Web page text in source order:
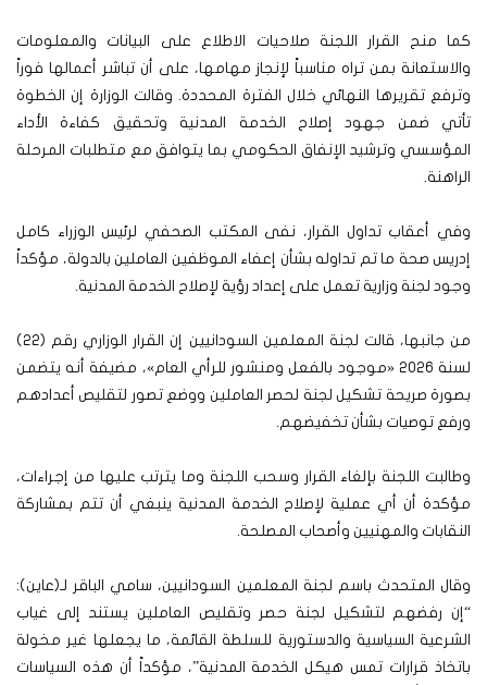
كما منح القرار اللجنة صلاحيات الاطلاع على البيانات والمعلومات
والاستعانة بمن تراه مناسباً لإنجاز مهامها، على أن تباشر أعمالها فوراً
وترفع تقريرها النهائي خلال الفترة المحددة. وقالت الوزارة إن الخطوة
تأتي ضمن جهود إصلاح الخدمة المدنية وتحقيق كفاءة الأداء
المؤسسي وترشيد الإنفاق الحكومي بما يتوافق مع متطلبات المرحلة
الراهنة.
وفي أعقاب تداول القرار، نفى المكتب الصحفي لرئيس الوزراء كامل
إدريس صحة ما تم تداوله بشأن إعفاء الموظفين العاملين بالدولة، مؤكداً
وجود لجنة وزارية تعمل على إعداد رؤية لإصلاح الخدمة المدنية.
من جانبها، قالت لجنة المعلمين السودانيين إن القرار الوزاري رقم (22)
لسنة 2026 «موجود بالفعل ومنشور للرأي العام»، مضيفة أنه يتضمن
بصورة صريحة تشكيل لجنة لحصر العاملين ووضع تصور لتقليص أعدادهم
ورفع توصيات بشأن تخفيضهم.
وطالبت اللجنة بإلغاء القرار وسحب اللجنة وما يترتب عليها من إجراءات،
مؤكدة أن أي عملية لإصلاح الخدمة المدنية ينبغي أن تتم بمشاركة
النقابات والمهنيين وأصحاب المصلحة.
وقال المتحدث باسم لجنة المعلمين السودانيين، سامي الباقر لـ(عاين):
“إن رفضهم لتشكيل لجنة حصر وتقليص العاملين يستند إلى غياب
الشرعية السياسية والدستورية للسلطة القائمة، ما يجعلها غير مخولة
باتخاذ قرارات تمس هيكل الخدمة المدنية”، مؤكداً أن هذه السياسات